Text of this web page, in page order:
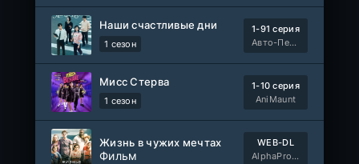
Наши счастливые дни
1 сезон
1-91 серия
Авто-Перевод
Мисс Стерва
1 сезон
1-10 серия
AniMaunt
Жизнь в чужих мечтах
Фильм
WEB-DL
AlphaProject